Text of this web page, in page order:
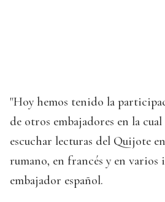
"Hoy hemos tenido la
de otros embajadores en la
escuchar lecturas del Quijote
rumano, en francés y en
embajador español.